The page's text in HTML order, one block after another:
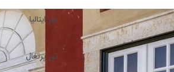
تور ایتالیا
تور پرتغال